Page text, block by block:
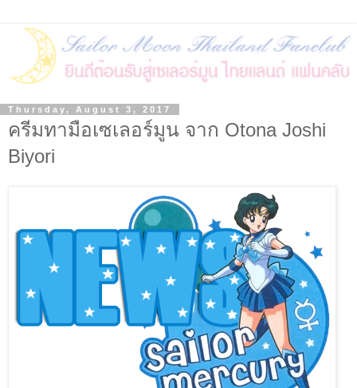
Thursday, August 3, 2017
ครีมทามือเซเลอร์มูน จาก Otona Joshi
Biyori